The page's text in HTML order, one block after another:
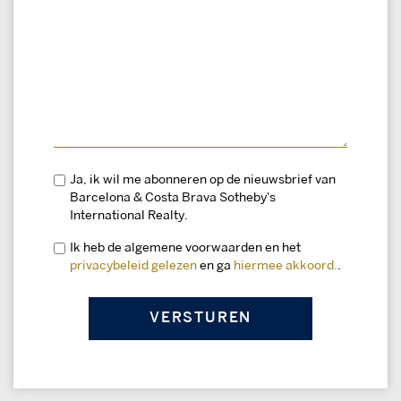
Ja, ik wil me abonneren op de nieuwsbrief van
Barcelona & Costa Brava Sotheby's
International Realty.
Ik heb de algemene voorwaarden en het
privacybeleid gelezen en ga hiermee akkoord.